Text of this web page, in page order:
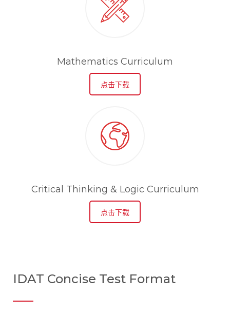
Mathematics Curriculum
点击下载
Critical Thinking & Logic Curriculum
点击下载
IDAT Concise Test Format